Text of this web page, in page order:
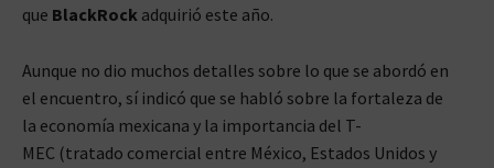
que BlackRock adquirió este año.
Aunque no dio muchos detalles sobre lo que se abordó en
el encuentro, sí indicó que se habló sobre la fortaleza de
la economía mexicana y la importancia del T-
MEC (tratado comercial entre México, Estados Unidos y